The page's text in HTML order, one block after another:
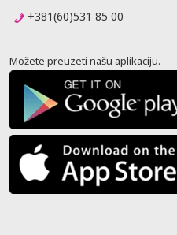
+381(60)531 85 00
Možete preuzeti našu aplikaciju.